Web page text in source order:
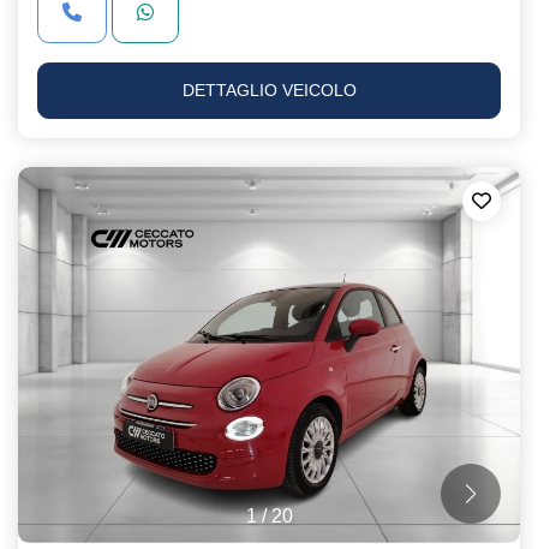
DETTAGLIO VEICOLO
1/20